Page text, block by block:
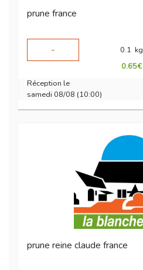
prune france
-
0.1 kg
0.65€
Réception le
samedi 08/08 (10:00)
prune reine claude france